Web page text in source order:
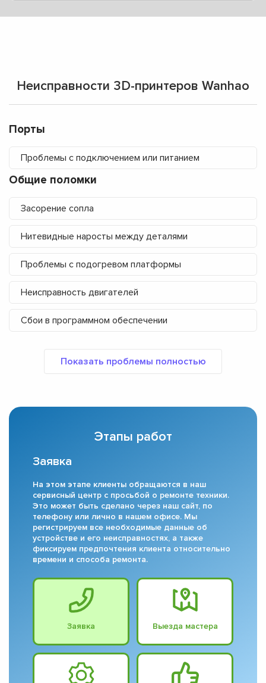
Неисправности 3D-принтеров Wanhao
Порты
Проблемы с подключением или питанием
Общие поломки
Засорение сопла
Нитевидные наросты между деталями
Проблемы с подогревом платформы
Неисправность двигателей
Сбои в программном обеспечении
Этапы работ
Заявка
На этом этапе клиенты обращаются в наш
сервисный центр с просьбой о ремонте техники.
Это может быть сделано через наш сайт, по
телефону или лично в нашем офисе. Мы
регистрируем все необходимые данные об
устройстве и его неисправностях, а также
фиксируем предпочтения клиента относительно
времени и способа ремонта.
Заявка Выезда мастера